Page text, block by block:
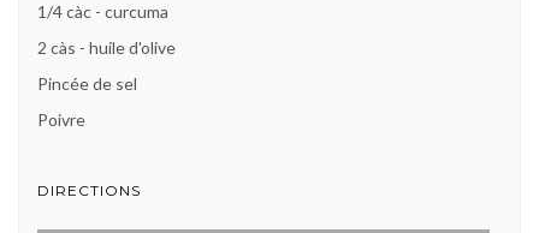
1/4 càc - curcuma
2 càs - huile d'olive
Pincée de sel
Poivre
DIRECTIONS